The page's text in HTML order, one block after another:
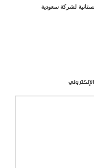
لشركة سعودية